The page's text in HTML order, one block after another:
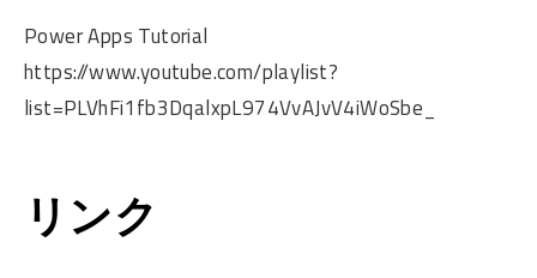
Power Apps Tutorial
https://www.youtube.com/playlist?
list=PLVhFi1fb3DqalxpL974VvAJvV4iWoSbe_
リンク